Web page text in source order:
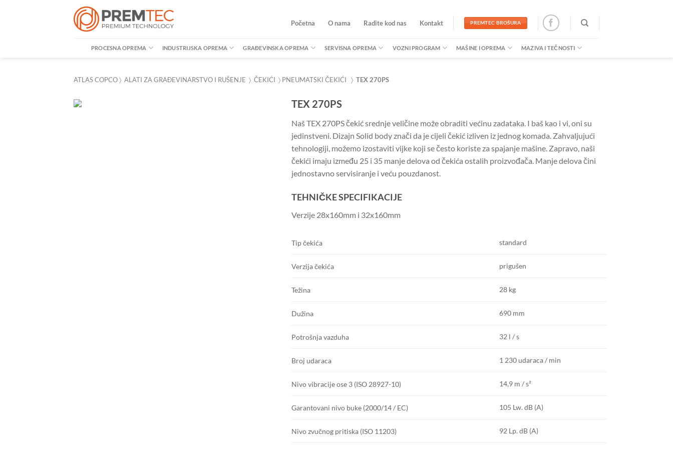
Početna O nama Radite kod nas Kontakt PREMTEC BROŠURA
PROCESNA OPREMA INDUSTRIJSKA OPREMA GRAĐEVINSKA OPREMA SERVISNA OPREMA VOZNI PROGRAM MAŠINE I OPREMA MAZIVA I TEČNOSTI
ATLAS COPCO〉 ALATI ZA GRAĐEVINARSTVO I RUŠENJE 〉 ČEKIĆI 〉 PNEUMATSKI ČEKIĆI 〉 TEX 270PS
TEX 270PS
Naš TEX 270PS čekić srednje veličine može obraditi većinu zadataka. I baš kao i vi, oni su
jedinstveni. Dizajn Solid body znači da je cijeli čekić izliven iz jednog komada. Zahvaljujući
tehnologiji, možemo izostaviti vijke koji se često koriste za spajanje mašine. Zapravo, naši
čekići imaju između 25 i 35 manje delova od čekića ostalih proizvođača. Manje delova čini
jednostavno servisiranje i veću pouzdanost.
TEHNIČKE SPECIFIKACIJE
Verzije 28x160mm i 32x160mm
Tip čekića standard
Verzija čekića prigušen
Težina 28 kg
Dužina 690 mm
Potrošnja vazduha 32 l / s
Broj udaraca 1 230 udaraca / min
Nivo vibracije ose 3 (ISO 28927-10) 14,9 m / s²
Garantovani nivo buke (2000/14 / EC) 105 Lw. dB (A)
Nivo zvučnog pritiska (ISO 11203) 92 Lp. dB (A)